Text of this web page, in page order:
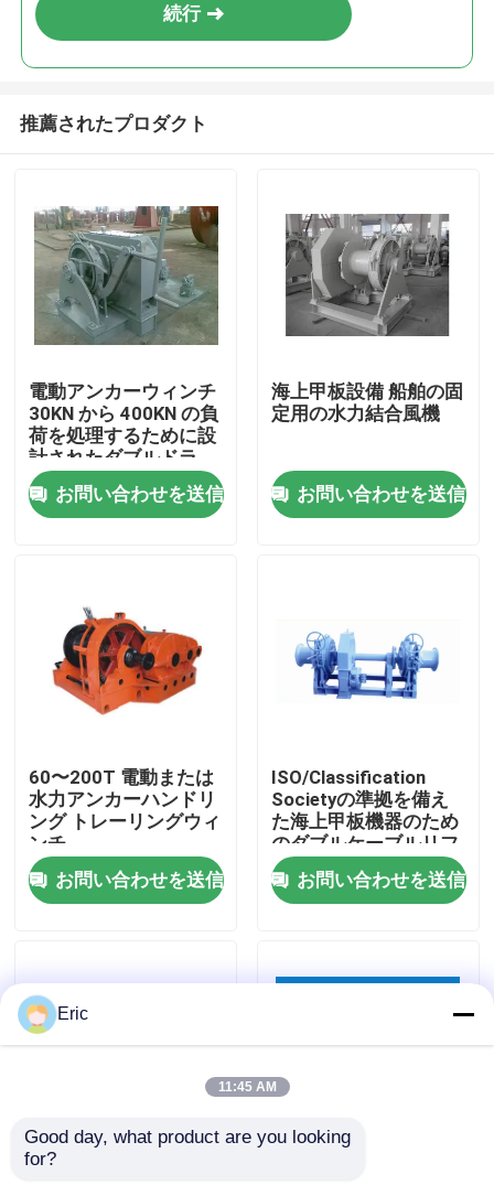
製品
企業情報
会社案内
品質管理
お問い合わせ
Company News
続行
推薦されたプロダクト
電動アンカーウィンチ
30KN から 400KN の負
荷を処理するために設
計されたダブルドラ
ム・モアリングウィン
チを持つ海上デッキ機
器
お問い合わせを送信
海上甲板設備 船舶の固
定用の水力結合風機
お問い合わせを送信
60〜200T 電動または
水力アンカーハンドリ
ング トレーリングウィ
ンチ
お問い合わせを送信
ISO/Classification
Societyの準拠を備え
た海上甲板機器のため
のダブルケーブルリフ
ト水力風車
お問い合わせを送信
海上水力アンカーハン
Eric
11:45 AM
Good day, what product are you looking
for?